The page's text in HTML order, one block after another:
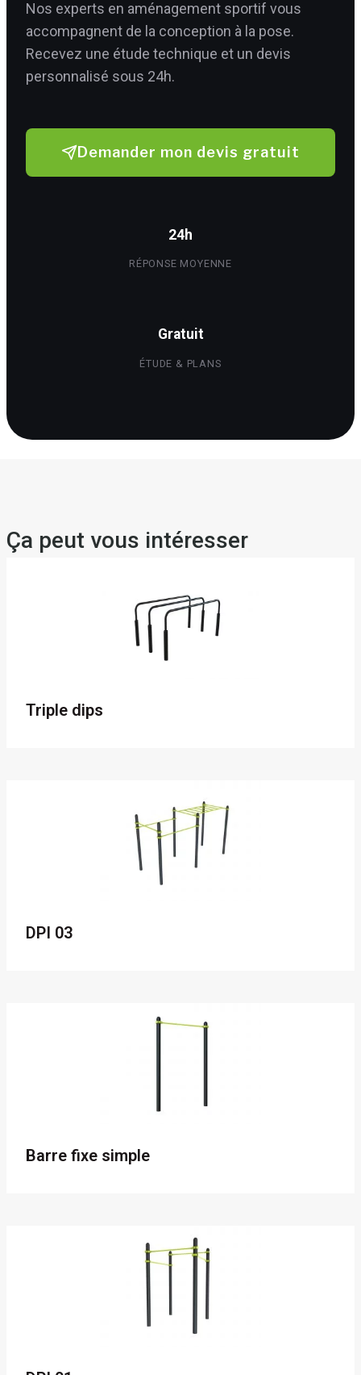
Nos experts en aménagement sportif vous
accompagnent de la conception à la pose.
Recevez une étude technique et un devis
personnalisé sous 24h.
Demander mon devis gratuit
24h
RÉPONSE MOYENNE
Gratuit
ÉTUDE & PLANS
Ça peut vous intéresser
Triple dips
DPI 03
Barre fixe simple